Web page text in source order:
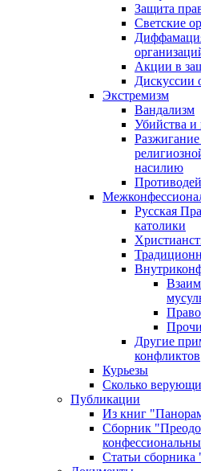
Защита
Светские
Акции в
Дискуссии
Экстремизм
Вандализм
Убийства и
насилию
Русская
католики
Другие
конфликтов
Курьезы
Сколько
Публикации
Из книг
Сборник
Статьи сборника